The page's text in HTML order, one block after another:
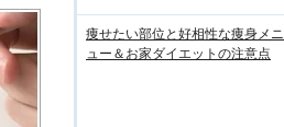
痩せたい部位と好相性な痩身メニ
ュー＆お家ダイエットの注意点